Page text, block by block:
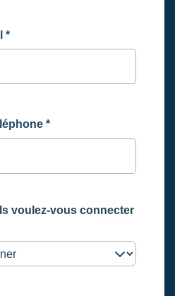
*
*
voulez-vous connecter